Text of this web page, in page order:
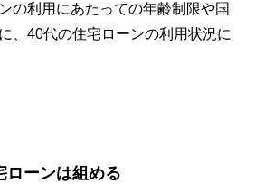
の利用にあたっての年齢制限や国
、40代の住宅ローンの利用状況に
ローンは組める